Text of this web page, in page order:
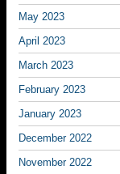
May 2023
April 2023
March 2023
February 2023
January 2023
December 2022
November 2022